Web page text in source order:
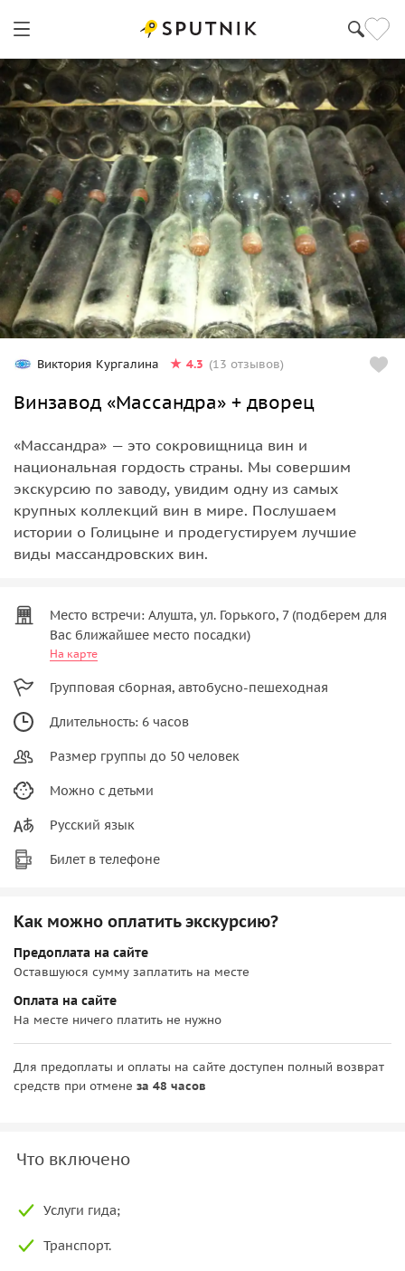
Виктория Кургалина 4.3 (13 отзывов)
Винзавод «Массандра» + дворец
«Массандра» — это сокровищница вин и
национальная гордость страны. Мы совершим
экскурсию по заводу, увидим одну из самых
крупных коллекций вин в мире. Послушаем
истории о Голицыне и продегустируем лучшие
виды массандровских вин.
Место встречи: Алушта, ул. Горького, 7 (подберем для
Вас ближайшее место посадки)
На карте
Групповая сборная, автобусно-пешеходная
Длительность: 6 часов
Размер группы до 50 человек
Можно с детьми
Русский язык
Билет в телефоне
Как можно оплатить экскурсию?
Предоплата на сайте
Оставшуюся сумму заплатить на месте
Оплата на сайте
На месте ничего платить не нужно
Для предоплаты и оплаты на сайте доступен полный возврат
средств при отмене за 48 часов
Что включено
Услуги гида;
Транспорт.